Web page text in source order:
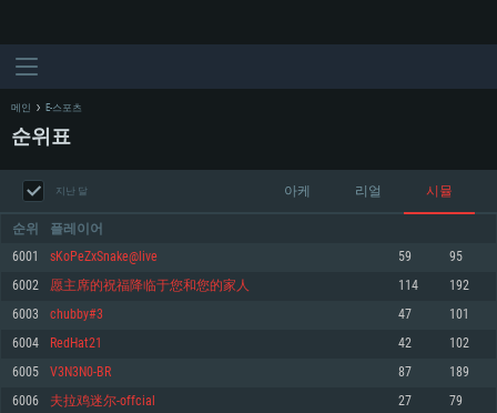
메인 E-스포츠
순위표
지난 달 아케 리얼 시뮬
순위 플레이어
6001 sKoPeZxSnake@live 59 95
6002 愿主席的祝福降临于您和您的家人 114 192
6003 chubby#3 47 101
6004 RedHat21 42 102
6005 V3N3N0-BR 87 189
6006 夫拉鸡迷尔-offcial 27 79